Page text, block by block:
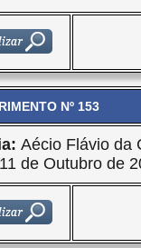
Nº 153
Aécio Flávio da
11 de Outubro de